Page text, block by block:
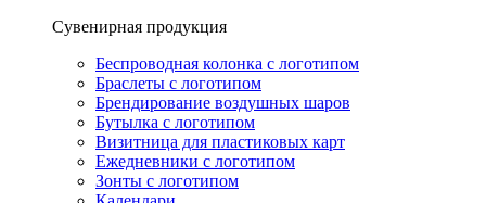
Сувенирная продукция
Беспроводная колонка с логотипом
Браслеты с логотипом
Брендирование воздушных шаров
Бутылка с логотипом
Визитница для пластиковых карт
Ежедневники с логотипом
Зонты с логотипом